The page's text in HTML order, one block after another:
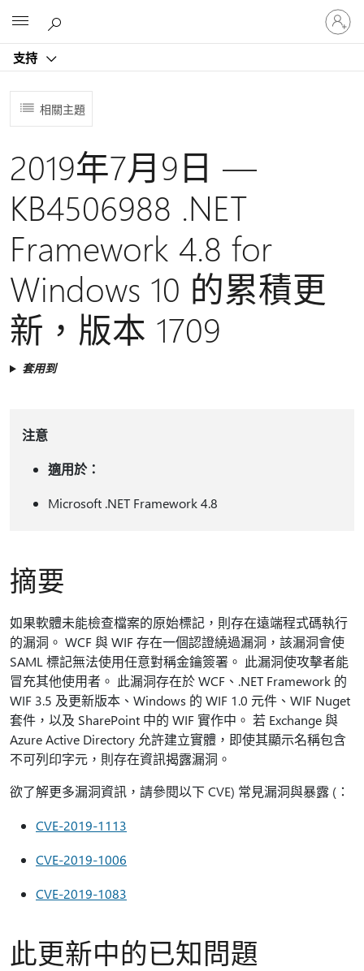
支持
登
入
您
相關主題
2019年7月9日 —
KB4506988 .NET
Framework 4.8 for
Windows 10 的累積更
新，版本 1709
套用到
注意
適用於：
Microsoft .NET Framework 4.8
摘要
如果軟體未能檢查檔案的原始標記，則存在遠端程式碼執行
的漏洞。 WCF 與 WIF 存在一個認證繞過漏洞，該漏洞會使
SAML 標記無法使用任意對稱金鑰簽署。 此漏洞使攻擊者能
冒充其他使用者。 此漏洞存在於 WCF、.NET Framework 的
WIF 3.5 及更新版本、Windows 的 WIF 1.0 元件、WIF Nuget
套件，以及 SharePoint 中的 WIF 實作中。 若 Exchange 與
Azure Active Directory 允許建立實體，即使其顯示名稱包含
不可列印字元，則存在資訊揭露漏洞。
欲了解更多漏洞資訊，請參閱以下 CVE) 常見漏洞與暴露 (：
CVE-2019-1113
CVE-2019-1006
CVE-2019-1083
此更新中的已知問題